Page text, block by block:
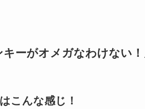
キーがオメガなわけない
こんな感じ！